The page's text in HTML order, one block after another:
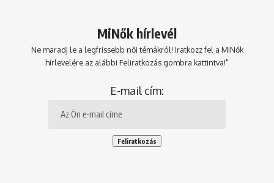
MiNők hírlevél
Ne maradj le a legfrissebb női témákról! Iratkozz fel a MiNők
hírlevelére az alábbi Feliratkozás gombra kattintva!"
E-mail cím: